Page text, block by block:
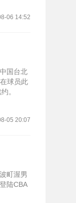
06 14:52
国台北
球员此
。
05 20:07
町渥男
陆CBA